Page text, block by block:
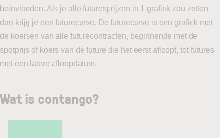
beïnvloeden. Als je alle futuresprijzen in 1 grafiek zou zetten
dan krijg je een futurecurve. De futurecurve is een grafiek met
de koersen van alle futurecontracten, beginnende met de
spotprijs of koers van de future die het eerst afloopt, tot futures
met een latere afloopdatum.
Wat is contango?